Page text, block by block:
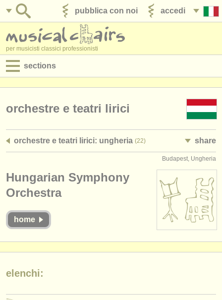
accedi
pubblica con noi
per musicisti classici professionisti
sections
jobs - amministrazione
corsi
concorsi/
strumenti rubati
elenchi:
orchestre e teatri lirici
orchestre e teatri lirici: ungheria (22) share
Budapest, Ungheria
Hungarian Symphony
Orchestra
home
elenchi: